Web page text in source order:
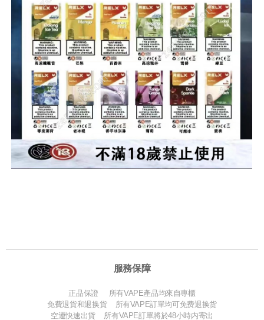
服務保障
正品保證 所有VAPE產品均來自專櫃
免費退貨和退换貨 所有VAPE訂單均可免费退换货
空運快速出貨 所有VAPE訂單將於48小時内寄出